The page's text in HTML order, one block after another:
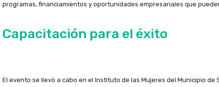
programas, financiamientos y oportunidades empresariales que
Capacitación para el éxito
El evento se llevó a cabo en el Instituto de las Mujeres del Municipio